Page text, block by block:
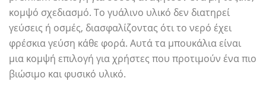
κομψό σχεδιασμό. Το γυάλινο υλικό δεν διατηρεί
γεύσεις ή οσμές, διασφαλίζοντας ότι το νερό έχει
φρέσκια γεύση κάθε φορά. Αυτά τα μπουκάλια είναι
μια κομψή επιλογή για χρήστες που προτιμούν ένα πιο
βιώσιμο και φυσικό υλικό.